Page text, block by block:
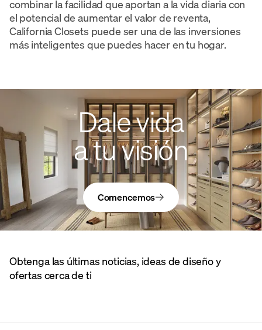
combinar la facilidad que aportan a la vida diaria con
el potencial de aumentar el valor de reventa,
California Closets puede ser una de las inversiones
más inteligentes que puedes hacer en tu hogar.
Dale vida
a tu visión
Comencemos
Obtenga las últimas noticias, ideas de diseño y
ofertas cerca de ti